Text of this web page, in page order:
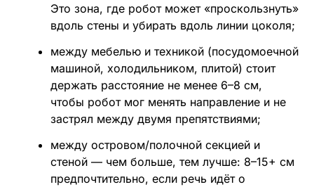
Это зона, где робот может «проскользнуть»
вдоль стены и убирать вдоль линии цоколя;
между мебелью и техникой (посудомоечной
машиной, холодильником, плитой) стоит
держать расстояние не менее 6–8 см,
чтобы робот мог менять направление и не
застрял между двумя препятствиями;
между островом/полочной секцией и
стеной — чем больше, тем лучше: 8–15+ см
предпочтительно, если речь идёт о